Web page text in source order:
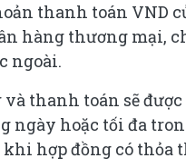
thanh toán VND
hàng thương mại,
ngoài.
và thanh toán sẽ
ngày hoặc tối đa
hợp đồng có thỏa